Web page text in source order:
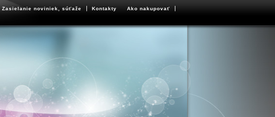
Zasielanie noviniek, súťaže Kontakty Ako nakupovať